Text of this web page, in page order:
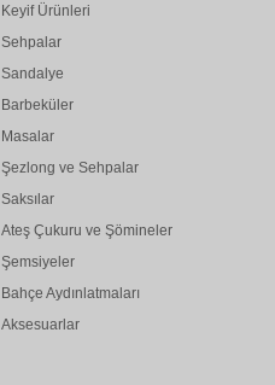
Keyif Ürünleri
Sehpalar
Sandalye
Barbeküler
Masalar
Şezlong ve Sehpalar
Saksılar
Ateş Çukuru ve Şömineler
Şemsiyeler
Bahçe Aydınlatmaları
Aksesuarlar